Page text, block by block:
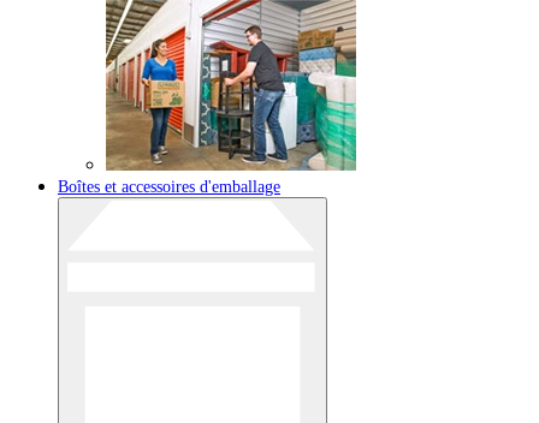
Boîtes et accessoires d'emballage